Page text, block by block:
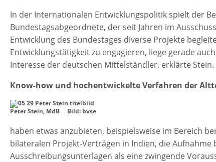
In der Internationalen Entwicklungspolitik spielt der
Bundestagsabgeordnete, der seit Jahren im
Entwicklung des Bundestages diverse Projekte
Entwicklungstätigkeit zu engagieren, liege gerade
Interesse der deutschen Mittelständler, erklärte Stein.
Know-how und hochentwickelte Verfahren der
Peter Stein, MdB Bild: bvse
haben etwas anzubieten, beispielsweise im Bereich
bilateralen Projekt-Verträgen in Indien, die
Ausschreibungsunterlagen als eine zwingende